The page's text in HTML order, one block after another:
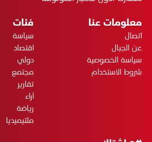
معلومات عنا
اتصال
عن الجبال
سياسة الخصوصية
شروط الاستخدام
فئات
سياسة
اقتصاد
دولي
مجتمع
تقارير
آراء
رياضة
ملتيميديا